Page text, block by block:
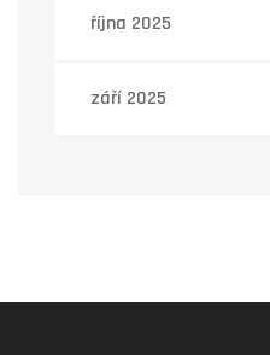
října 2025
září 2025